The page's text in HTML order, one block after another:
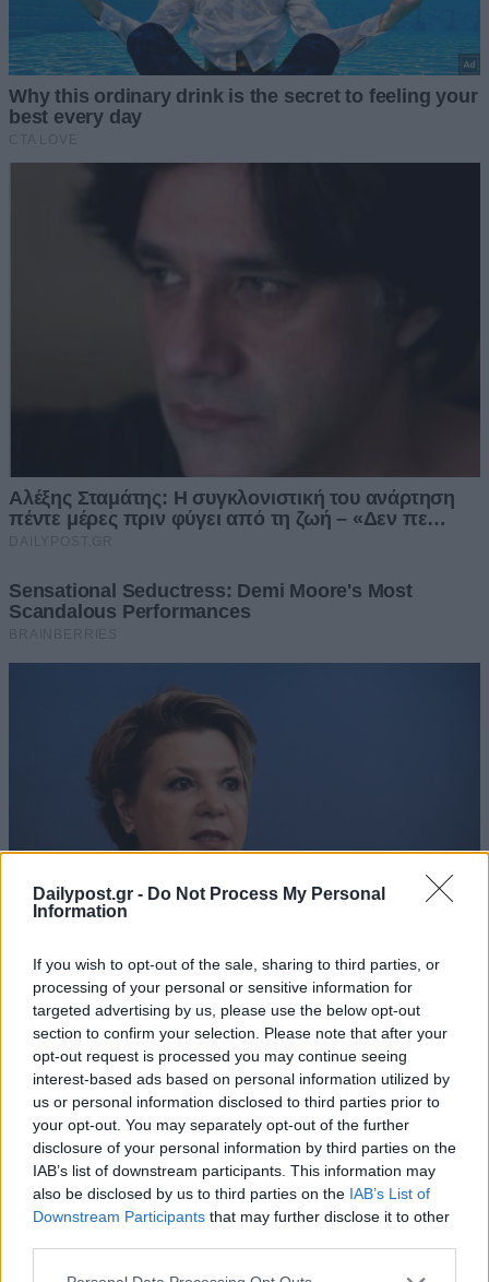
Dailypost.gr - Do Not Process My Personal
Information
If you wish to opt-out of the sale, sharing to third parties, or
processing of your personal or sensitive information for
targeted advertising by us, please use the below opt-out
section to confirm your selection. Please note that after your
opt-out request is processed you may continue seeing
interest-based ads based on personal information utilized by
us or personal information disclosed to third parties prior to
your opt-out. You may separately opt-out of the further
disclosure of your personal information by third parties on the
IAB’s list of downstream participants. This information may
also be disclosed by us to third parties on the IAB’s List of
Downstream Participants that may further disclose it to other